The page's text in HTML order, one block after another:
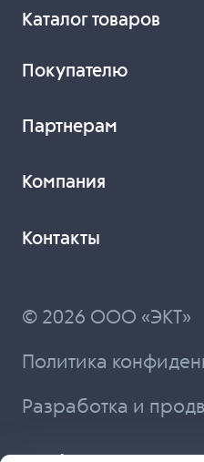
Каталог товаров
Покупателю
Партнерам
Компания
Контакты
© 2026 ООО «ЭКТ»
Политика
Разработка и